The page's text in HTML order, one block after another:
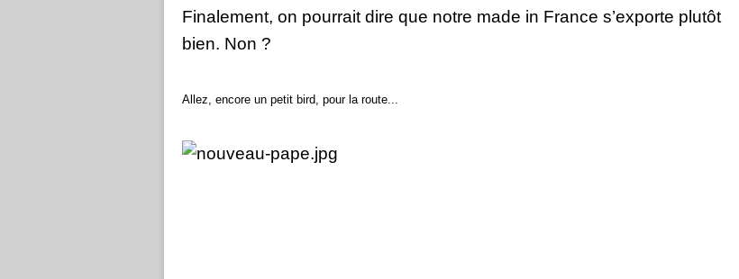
Finalement, on pourrait dire que notre made in France s’exporte plutôt
bien. Non ?
Allez, encore un petit bird, pour la route...